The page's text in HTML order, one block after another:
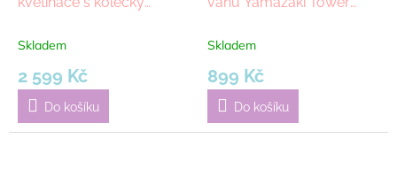
černá
Skladem
2 599 Kč
Do košíku
Skladem
899 Kč
Do košíku